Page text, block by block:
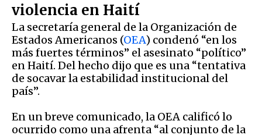
violencia en Haití
La secretaría general de la Organización de
Estados Americanos (OEA) condenó “en los
más fuertes términos” el asesinato “político”
en Haití. Del hecho dijo que es una “tentativa
de socavar la estabilidad institucional del
país”.
En un breve comunicado, la OEA calificó lo
ocurrido como una afrenta “al conjunto de la